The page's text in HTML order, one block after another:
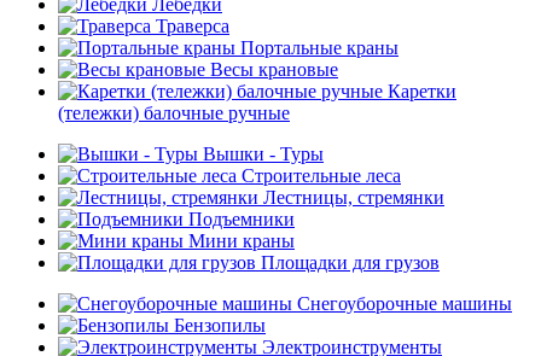
Лебедки
Траверса
Портальные краны
Весы крановые
Каретки
(тележки) балочные ручные
Вышки - Туры
Строительные леса
Лестницы, стремянки
Подъемники
Мини краны
Площадки для грузов
Снегоуборочные машины
Бензопилы
Электроинструменты